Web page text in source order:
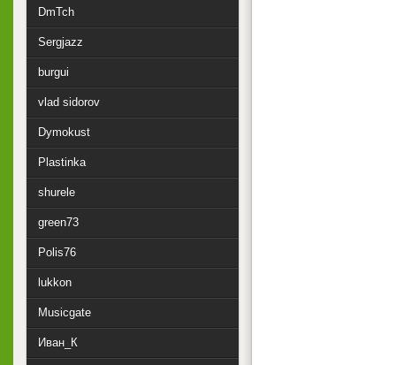
DmTch
Sergjazz
burgui
vlad sidorov
Dymokust
Plastinka
shurele
green73
Polis76
lukkon
Musicgate
Иван_К